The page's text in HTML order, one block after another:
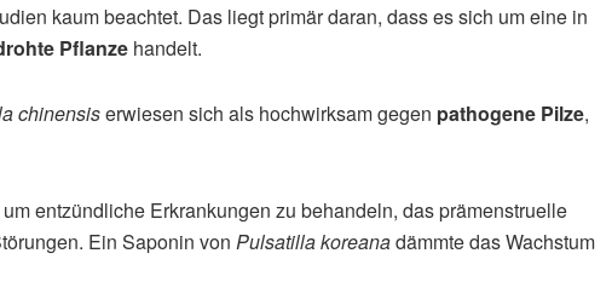
kaum beachtet. Das liegt primär daran, dass es sich um eine in
Pflanze handelt.
chinensiserwiesen sich als hochwirksam gegen pathogene Pilze,
entzündliche Erkrankungen zu behandeln, das prämenstruelle
Ein Saponin von Pulsatilla koreanadämmte das Wachstum